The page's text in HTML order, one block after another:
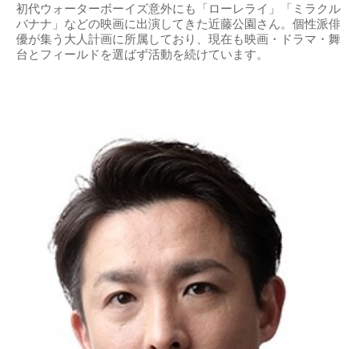
初代ウォーターボーイズ意外にも「ローレライ」「ミラクル
バナナ」などの映画に出演してきた近藤公園さん。個性派俳
優が集う大人計画に所属しており、現在も映画・ドラマ・舞
台とフィールドを選ばず活動を続けています。